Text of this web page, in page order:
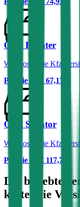
Opel Fronter
Was kostet die Kfz-
Prämie ab
€ 67,17
Opel Senator
Was kostet die Kfz-
Prämie ab
€ 117,79
Die
kostet die